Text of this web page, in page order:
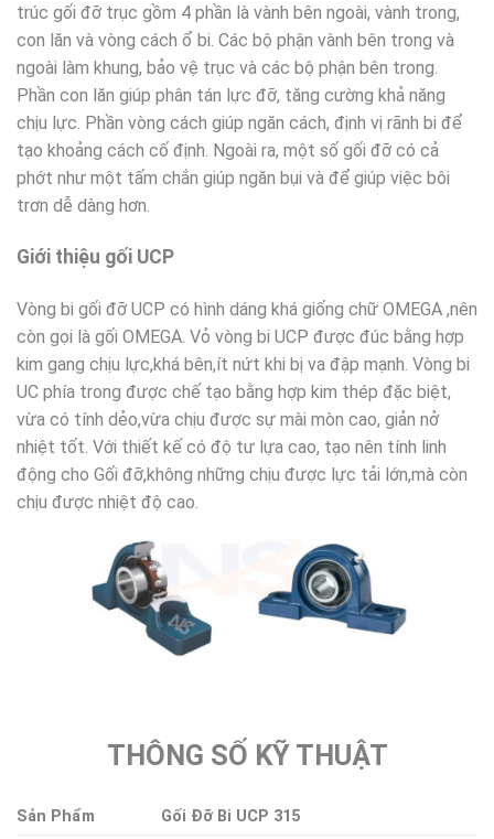
trúc gối đỡ trục gồm 4 phần là vành bên ngoài, vành trong,
con lăn và vòng cách ổ bi. Các bộ phận vành bên trong và
ngoài làm khung, bảo vệ trục và các bộ phận bên trong.
Phần con lăn giúp phân tán lực đỡ, tăng cường khả năng
chịu lực. Phần vòng cách giúp ngăn cách, định vị rãnh bi để
tạo khoảng cách cố định. Ngoài ra, một số gối đỡ có cả
phớt như một tấm chắn giúp ngăn bụi và để giúp việc bôi
trơn dễ dàng hơn.
Giới thiệu gối UCP
Vòng bi gối đỡ UCP có hình dáng khá giống chữ OMEGA ,nên
còn gọi là gối OMEGA. Vỏ vòng bi UCP được đúc bằng hợp
kim gang chịu lực,khá bên,ít nứt khi bị va đập mạnh. Vòng bi
UC phía trong được chế tạo bằng hợp kim thép đặc biệt,
vừa có tính dẻo,vừa chịu được sự mài mòn cao, giản nở
nhiệt tốt. Với thiết kế có độ tư lựa cao, tạo nên tính linh
động cho Gối đỡ,không những chịu được lực tải lớn,mà còn
chịu được nhiệt độ cao.
THÔNG SỐ KỸ THUẬT
Sản Phẩm Gối Đỡ Bi UCP 315